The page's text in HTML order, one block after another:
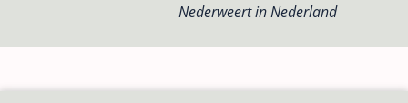
Nederweert in Nederland